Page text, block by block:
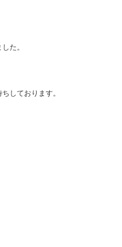
た。
しております。